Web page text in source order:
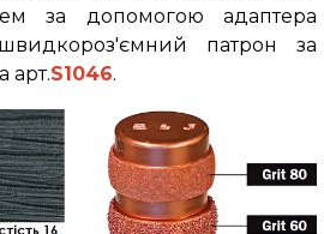
за допомогою адаптера
патрон за
арт.S1046.